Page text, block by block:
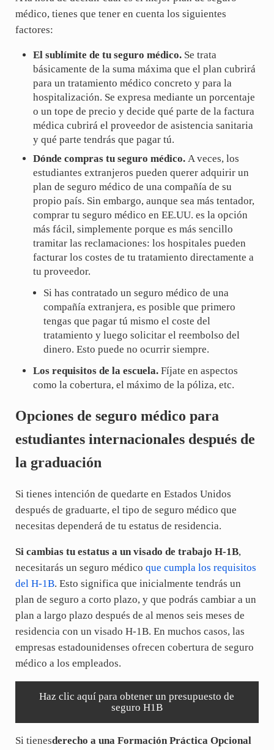
médico, tienes que tener en cuenta los siguientes
factores:
El sublímite de tu seguro médico. Se trata
básicamente de la suma máxima que el plan cubrirá
para un tratamiento médico concreto y para la
hospitalización. Se expresa mediante un porcentaje
o un tope de precio y decide qué parte de la factura
médica cubrirá el proveedor de asistencia sanitaria
y qué parte tendrás que pagar tú.
Dónde compras tu seguro médico.A veces, los
estudiantes extranjeros pueden querer adquirir un
plan de seguro médico de una compañía de su
propio país. Sin embargo, aunque sea más tentador,
comprar tu seguro médico en EE.UU. es la opción
más fácil, simplemente porque es más sencillo
tramitar las reclamaciones: los hospitales pueden
facturar los costes de tu tratamiento directamente a
tu proveedor.
Si has contratado un seguro médico de una
compañía extranjera, es posible que primero
tengas que pagar tú mismo el coste del
tratamiento y luego solicitar el reembolso del
dinero. Esto puede no ocurrir siempre.
Los requisitos de la escuela.Fíjate en aspectos
como la cobertura, el máximo de la póliza, etc.
Opciones de seguro médico para
estudiantes internacionales después de
la graduación
Si tienes intención de quedarte en Estados Unidos
después de graduarte, el tipo de seguro médico que
necesitas dependerá de tu estatus de residencia.
Si cambias tu estatus a un visado de trabajo H-1B,
necesitarás un seguro médico que cumpla los requisitos
del H-1B. Esto significa que inicialmente tendrás un
plan de seguro a corto plazo, y que podrás cambiar a un
plan a largo plazo después de al menos seis meses de
residencia con un visado H-1B. En muchos casos, las
empresas estadounidenses ofrecen cobertura de seguro
médico a los empleados.
Haz clic aquí para obtener un presupuesto de
seguro H1B
Si tienesderecho a una Formación Práctica Opcional